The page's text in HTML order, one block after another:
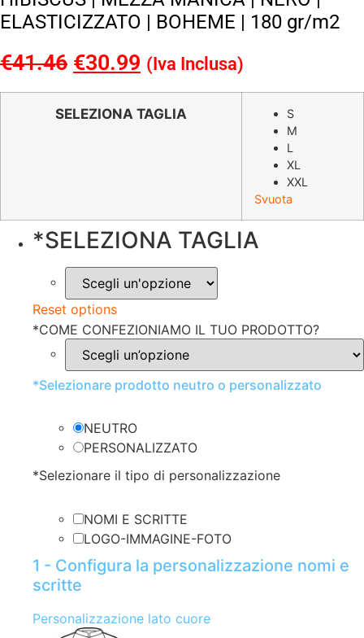
ELASTICIZZATO | BOHEME | 180 gr/m2
€41.46 Il
prezzo
originale
€30.99 Il
prezzo
attuale
(Iva Inclusa)
SELEZIONA TAGLIA
S
M
L
XL
XXL
Svuota
*SELEZIONA TAGLIA
Reset options
*COME CONFEZIONIAMO IL TUO PRODOTTO?
*Selezionare prodotto neutro o personalizzato
NEUTRO
PERSONALIZZATO
*Selezionare il tipo di personalizzazione
NOMI E SCRITTE
LOGO-IMMAGINE-FOTO
1 - Configura la personalizzazione nomi e
scritte
Personalizzazione lato cuore